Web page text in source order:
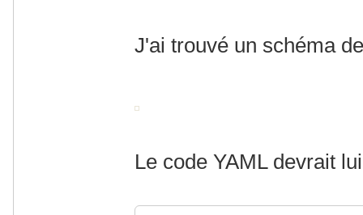
J'ai trouvé un schéma
Le code YAML devrait